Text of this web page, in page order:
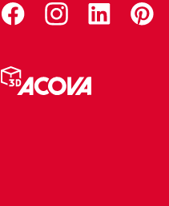
facebookinstagramlinkedin
Menu